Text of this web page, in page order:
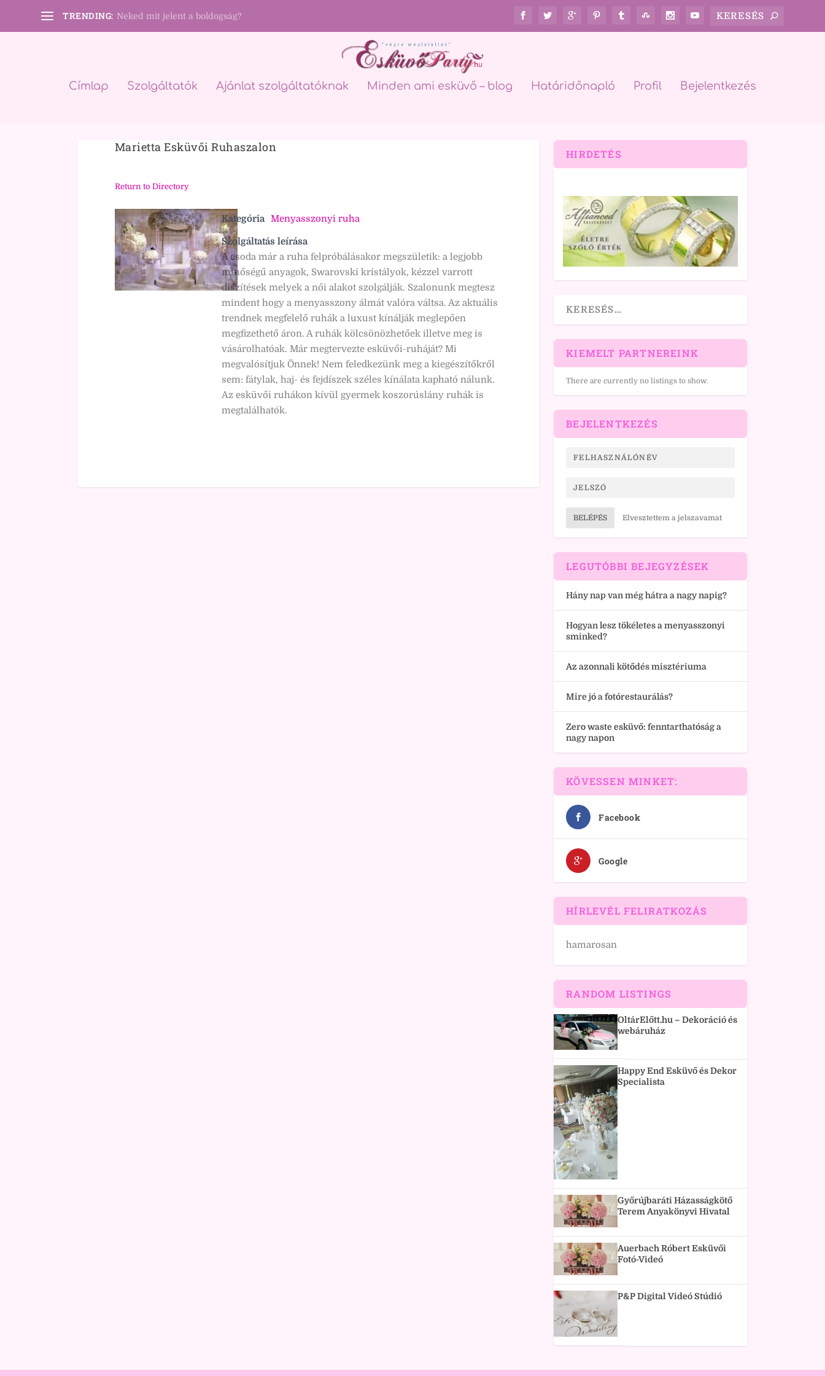
TRENDING: Neked mit jelent a boldogság?
Címlap Szolgáltatók Ajánlat szolgáltatóknak Minden ami esküvő – blog Határidőnapló Profil Bejelentkezés
Marietta Esküvői Ruhaszalon
Return to Directory
Kategória Menyasszonyi ruha
Szolgáltatás leírása
A csoda már a ruha felpróbálásakor megszületik: a legjobb
minőségű anyagok, Swarovski kristályok, kézzel varrott
díszítések melyek a női alakot szolgálják. Szalonunk megtesz
mindent hogy a menyasszony álmát valóra váltsa. Az aktuális
trendnek megfelelő ruhák a luxust kínálják meglepően
megfizethető áron. A ruhák kölcsönözhetőek illetve meg is
vásárolhatóak. Már megtervezte esküvői-ruháját? Mi
megvalósítjuk Önnek! Nem feledkezünk meg a kiegészítőkről
sem: fátylak, haj- és fejdíszek széles kínálata kapható nálunk.
Az esküvői ruhákon kívül gyermek koszorúslány ruhák is
megtalálhatók.
HIRDETÉS
KIEMELT PARTNEREINK
There are currently no listings to show.
BEJELENTKEZÉS
BELÉPÉS Elvesztettem a jelszavamat
LEGUTÓBBI BEJEGYZÉSEK
Hány nap van még hátra a nagy napig?
Hogyan lesz tökéletes a menyasszonyi
sminked?
Az azonnali kötődés misztériuma
Mire jó a fotórestaurálás?
Zero waste esküvő: fenntarthatóság a
nagy napon
KÖVESSEN MINKET:
Facebook
Google
HÍRLEVÉL FELIRATKOZÁS
hamarosan
RANDOM LISTINGS
OltárElőtt.hu – Dekoráció és
webáruház
Happy End Esküvő és Dekor
Specialista
Győrújbaráti Házasságkötő
Terem Anyakönyvi Hivatal
Auerbach Róbert Esküvői
Fotó-Videó
P&P Digital Videó Stúdió